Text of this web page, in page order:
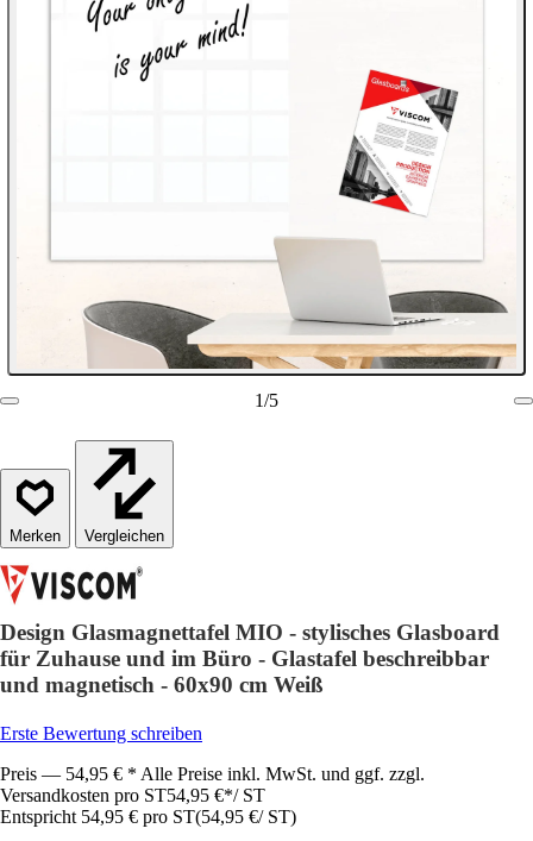
1/5
Vergleichen
Design Glasmagnettafel MIO - stylisches Glasboard
für Zuhause und im Büro - Glastafel beschreibbar
und magnetisch - 60x90 cm Weiß
Erste Bewertung schreiben
Preis — 54,95 € * Alle Preise inkl. MwSt. und ggf. zzgl.
Versandkosten pro ST54,95 €*/ ST
Entspricht 54,95 € pro ST(54,95 €/ ST)